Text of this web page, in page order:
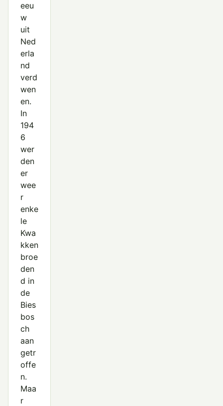
eeu
w
uit
Ned
erla
nd
verd
wen
en.
In
194
6
wer
den
er
wee
r
enke
le
Kwa
kken
broe
den
d in
de
Bies
bos
ch
aan
getr
offe
n.
Maa
r